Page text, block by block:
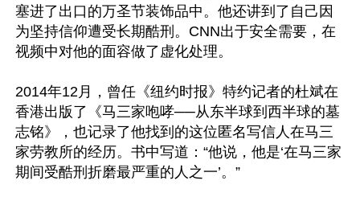
塞进了出口的万圣节装饰品中。他还讲到了自己因
为坚持信仰遭受长期酷刑。CNN出于安全需要，在
视频中对他的面容做了虚化处理。
2014年12月，曾任《纽约时报》特约记者的杜斌在
香港出版了《马三家咆哮──从东半球到西半球的墓
志铭》，也记录了他找到的这位匿名写信人在马三
家劳教所的经历。书中写道：“他说，他是‘在马三家
期间受酷刑折磨最严重的人之一’。”